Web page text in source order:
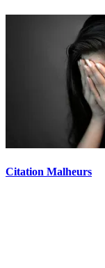
Citation Malheurs